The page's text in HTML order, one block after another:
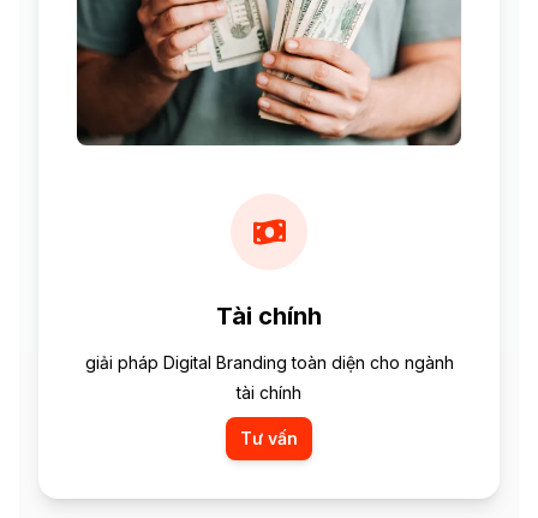
Tài chính
giải pháp Digital Branding toàn diện cho ngành
tài chính
Tư vấn